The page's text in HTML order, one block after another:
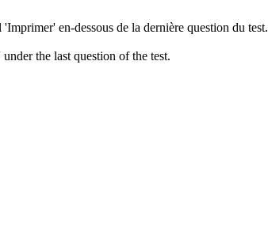
en-dessous de la dernière question du test.
the last question of the test.